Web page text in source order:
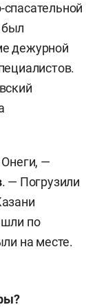
дежурной
—
. — Погрузили
по
на месте.